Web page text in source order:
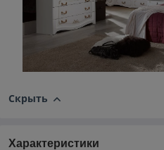
Скрыть
Характеристики